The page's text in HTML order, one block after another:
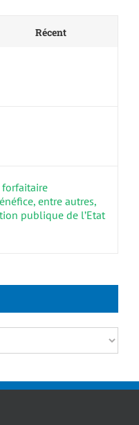
Récent
forfaitaire
entre autres,
publique de l’Etat